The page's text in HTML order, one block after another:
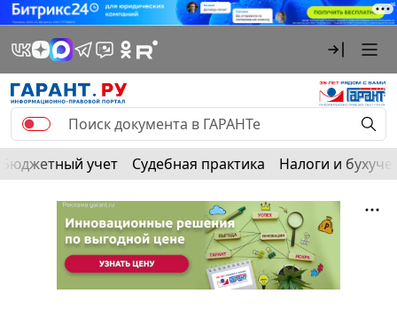
Бюджетный учет Судебная практика Налоги и